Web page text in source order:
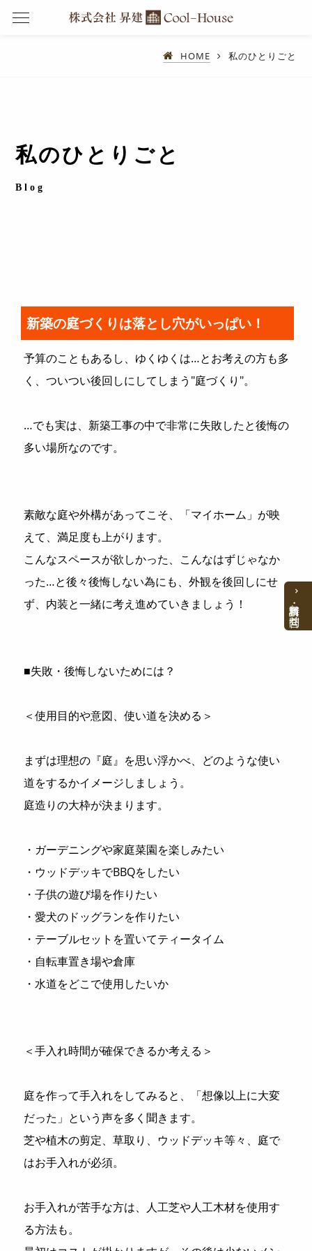
HOME 私のひとりごと
私のひとりごと
Blog
新築の庭づくりは落とし穴がいっぱい！
予算のこともあるし、ゆくゆくは…とお考えの方も多
く、ついつい後回しにしてしまう"庭づくり"。
…でも実は、新築工事の中で非常に失敗したと後悔の
多い場所なのです。
素敵な庭や外構があってこそ、「マイホーム」が映
えて、満足度も上がります。
こんなスペースが欲しかった、こんなはずじゃなか
った…と後々後悔しない為にも、外観を後回しにせ
ず、内装と一緒に考え進めていきましょう！
■失敗・後悔しないためには？
＜使用目的や意図、使い道を決める＞
まずは理想の『庭』を思い浮かべ、どのような使い
道をするかイメージしましょう。
庭造りの大枠が決まります。
・ガーデニングや家庭菜園を楽しみたい
・ウッドデッキでBBQをしたい
・子供の遊び場を作りたい
・愛犬のドッグランを作りたい
・テーブルセットを置いてティータイム
・自転車置き場や倉庫
・水道をどこで使用したいか
＜手入れ時間が確保できるか考える＞
庭を作って手入れをしてみると、「想像以上に大変
だった」という声を多く聞きます。
芝や植木の剪定、草取り、ウッドデッキ等々、庭で
はお手入れが必須。
お手入れが苦手な方は、人工芝や人工木材を使用す
る方法も。
資料請求・お問合せ